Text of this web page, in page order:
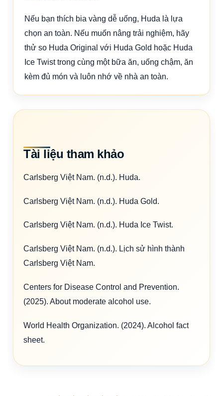
Nếu bạn thích bia vàng dễ uống, Huda là lựa
chọn an toàn. Nếu muốn nâng trải nghiệm, hãy
thử so Huda Original với Huda Gold hoặc Huda
Ice Twist trong cùng một bữa ăn, uống chậm, ăn
kèm đủ món và luôn nhớ về nhà an toàn.
Tài liệu tham khảo
Carlsberg Việt Nam. (n.d.). Huda.
Carlsberg Việt Nam. (n.d.). Huda Gold.
Carlsberg Việt Nam. (n.d.). Huda Ice Twist.
Carlsberg Việt Nam. (n.d.). Lịch sử hình thành
Carlsberg Việt Nam.
Centers for Disease Control and Prevention.
(2025). About moderate alcohol use.
World Health Organization. (2024). Alcohol fact
sheet.